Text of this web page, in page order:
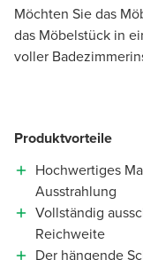
Möchten Sie das
das Möbelstück in
voller
Produktvorteile
Hochwertiges
Ausstrahlung
Vollständig
Reichweite
Der hängende